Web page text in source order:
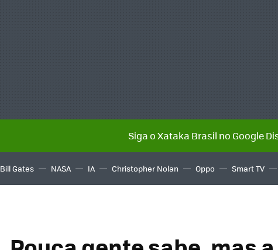
Siga o Xataka Brasil no Google
Bill Gates NASA IA Christopher Nolan Oppo Smart TV